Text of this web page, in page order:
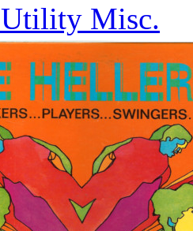
Utility Misc.